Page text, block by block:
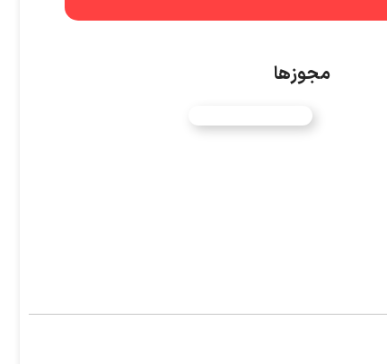
مجوزها